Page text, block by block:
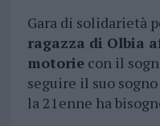
Gara di solidarietà
ragazza di Olbia
motoriecon il
seguire il suo
la 21enne ha